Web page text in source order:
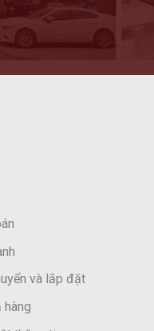
và lắp đặt
hàng